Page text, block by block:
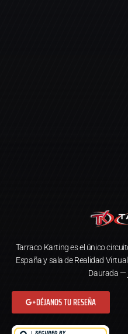
Tarraco Karting es el único
España y sala de Realidad
Daurada —
DÉJANOS TU RESEÑA